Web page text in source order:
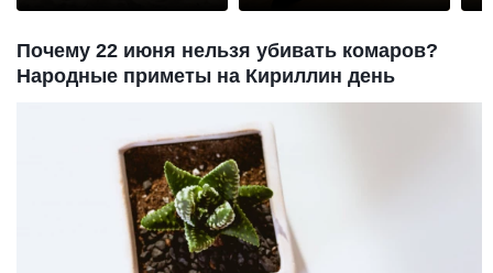
Почему 22 июня нельзя убивать комаров?
Народные приметы на Кириллин день